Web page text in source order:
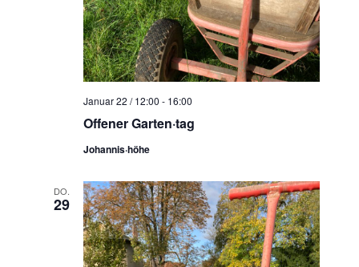
Offener Garten·tag
Januar 22 / 12:00 - 16:00
Johannis·höhe
DO.
29